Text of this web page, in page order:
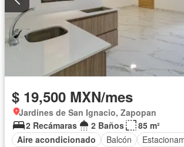
$ 19,500 MXN/mes
Jardines de San Ignacio, Zapopan
2 Recámaras
2 Baños
85 m²
Aire acondicionado
Balcón